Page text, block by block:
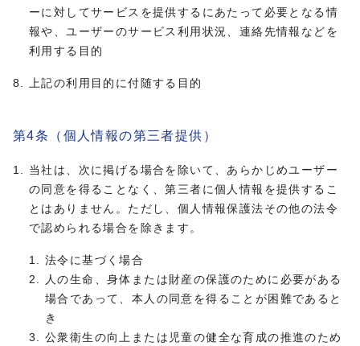
ーに対してサービスを提供するにあたって必要となる情
報や、ユーザーのサービス利用状況、連絡先情報などを
利用する目的
上記の利用目的に付随する目的
第4条（個人情報の第三者提供）
当社は、次に掲げる場合を除いて、あらかじめユーザー
の同意を得ることなく、第三者に個人情報を提供するこ
とはありません。ただし、個人情報保護法その他の法令
で認められる場合を除きます。
法令に基づく場合
人の生命、身体または財産の保護のために必要がある
場合であって、本人の同意を得ることが困難であると
き
公衆衛生の向上または児童の健全な育成の推進のため